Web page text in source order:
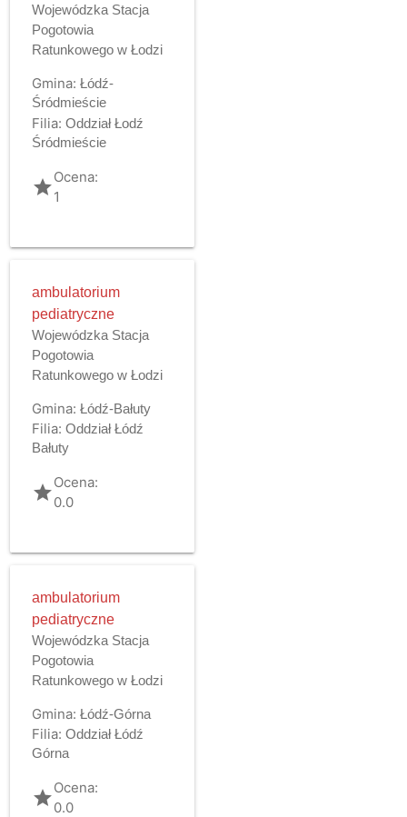
Wojewódzka Stacja
Pogotowia
Ratunkowego w Łodzi
Gmina: Łódź-
Śródmieście
Filia: Oddział Łodź
Śródmieście
gradeOcena:
1
ambulatorium
pediatryczne
Wojewódzka Stacja
Pogotowia
Ratunkowego w Łodzi
Gmina: Łódź-Bałuty
Filia: Oddział Łódź
Bałuty
gradeOcena:
0.0
ambulatorium
pediatryczne
Wojewódzka Stacja
Pogotowia
Ratunkowego w Łodzi
Gmina: Łódź-Górna
Filia: Oddział Łódź
Górna
gradeOcena:
0.0